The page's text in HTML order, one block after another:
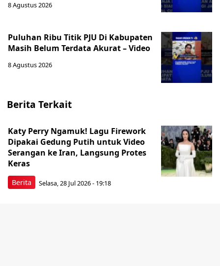
8 Agustus 2026
‎Puluhan Ribu Titik PJU Di Kabupaten
Masih Belum Terdata Akurat – Video
8 Agustus 2026
Berita Terkait
Berita
Katy Perry Ngamuk! Lagu Firework
Dipakai Gedung Putih untuk Video
Serangan ke Iran, Langsung Protes
Keras
Selasa, 28 Jul 2026 - 19:18